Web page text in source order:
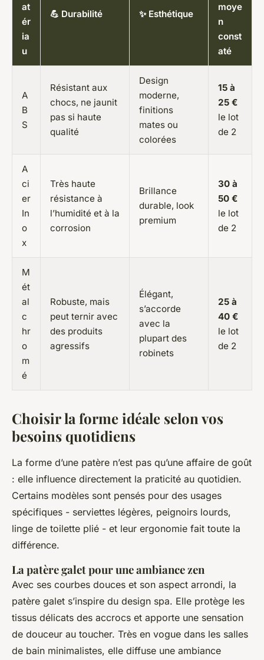
at
ér
ia
u
💪 Durabilité ✨ Esthétique
moye
n
const
até
A
B
S
Résistant aux
chocs, ne jaunit
pas si haute
qualité
Design
moderne,
finitions
mates ou
colorées
15 à
25 €
le lot
de 2
A
ci
er
In
o
x
Très haute
résistance à
l’humidité et à la
corrosion
Brillance
durable, look
premium
30 à
50 €
le lot
de 2
M
ét
al
c
hr
o
m
é
Robuste, mais
peut ternir avec
des produits
agressifs
Élégant,
s’accorde
avec la
plupart des
robinets
25 à
40 €
le lot
de 2
Choisir la forme idéale selon vos
besoins quotidiens
La forme d’une patère n’est pas qu’une affaire de goût
: elle influence directement la praticité au quotidien.
Certains modèles sont pensés pour des usages
spécifiques - serviettes légères, peignoirs lourds,
linge de toilette plié - et leur ergonomie fait toute la
différence.
La patère galet pour une ambiance zen
Avec ses courbes douces et son aspect arrondi, la
patère galet s’inspire du design spa. Elle protège les
tissus délicats des accrocs et apporte une sensation
de douceur au toucher. Très en vogue dans les salles
de bain minimalistes, elle diffuse une ambiance